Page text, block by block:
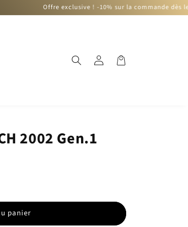
Offre exclusive ! -10% sur la commande dès le deuxième
Connexion Panier
2002 Gen.1
panier